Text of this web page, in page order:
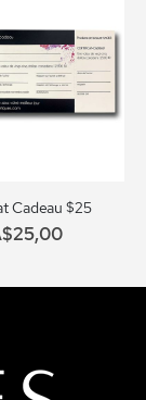
Cadeau $25